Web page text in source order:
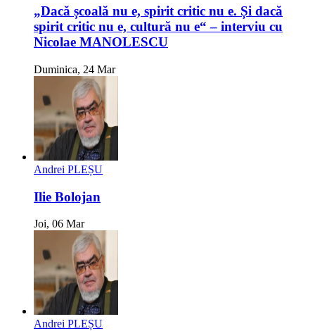
„Dacă școală nu e, spirit critic nu e. Și dacă
spirit critic nu e, cultură nu e“ – interviu cu
Nicolae MANOLESCU
Duminica, 24 Mar
Andrei PLEȘU
Ilie Bolojan
Joi, 06 Mar
Andrei PLEȘU